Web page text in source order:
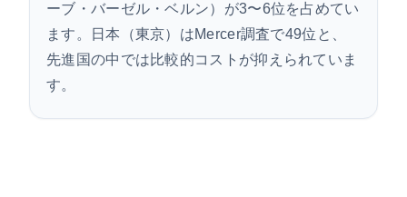
ーブ・バーゼル・ベルン）が3〜6位を占めてい
ます。日本（東京）はMercer調査で49位と、
先進国の中では比較的コストが抑えられていま
す。